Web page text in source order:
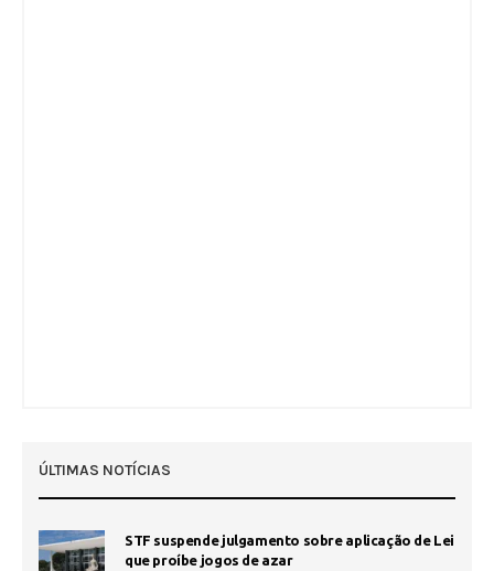
ÚLTIMAS NOTÍCIAS
STF suspende julgamento sobre aplicação de Lei
que proíbe jogos de azar